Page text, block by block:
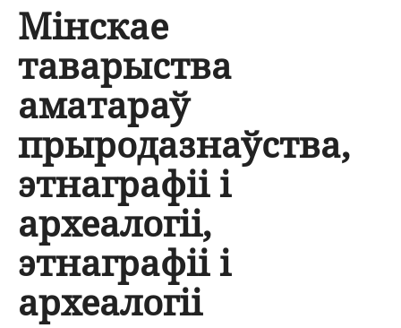
Мінскае
таварыства
аматараў
прыродазнаўства,
этнаграфіі і
археалогіі,
этнаграфіі і
археалогіі